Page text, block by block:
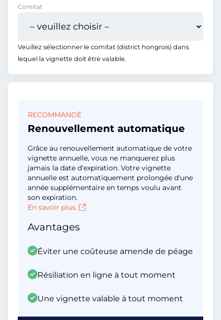
Comitat
Veuillez sélectionner le comitat (district hongrois) dans
lequel la vignette doit être valable.
RECOMMANDÉ
Renouvellement automatique
Grâce au renouvellement automatique de votre
vignette annuelle, vous ne manquerez plus
jamais la date d'expiration. Votre vignette
annuelle est automatiquement prolongée d'une
année supplémentaire en temps voulu avant
son expiration.
En savoir plus.
Avantages
Éviter une coûteuse amende de péage
Résiliation en ligne à tout moment
Une vignette valable à tout moment